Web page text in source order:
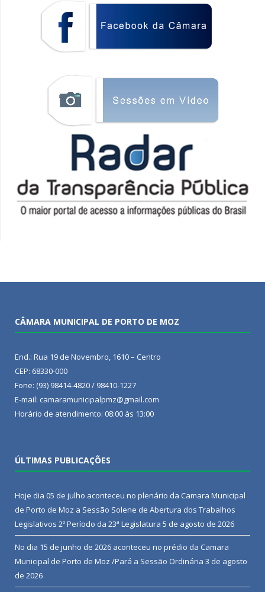
CÂMARA MUNICIPAL DE PORTO DE MOZ
End.: Rua 19 de Novembro, 1610 – Centro
CEP: 68330-000
Fone: (93) 98414-4820 / 98410-1227
E-mail: camaramunicipalpmz@gmail.com
Horário de atendimento: 08:00 às 13:00
ÚLTIMAS PUBLICAÇÕES
Hoje dia 05 de julho aconteceu no plenário da Camara Municipal
de Porto de Moz a Sessão Solene de Abertura dos Trabalhos
Legislativos 2º Período da 23ª Legislatura 5 de agosto de 2026
No dia 15 de junho de 2026 aconteceu no prédio da Camara
Municipal de Porto de Moz /Pará a Sessão Ordinária 3 de agosto
de 2026